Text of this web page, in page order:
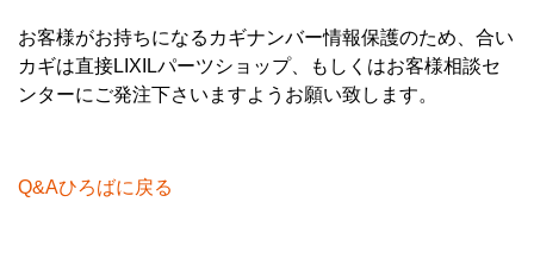
お客様がお持ちになるカギナンバー情報保護のため、合い
カギは直接LIXILパーツショップ、もしくはお客様相談セ
ンターにご発注下さいますようお願い致します。
Q&Aひろばに戻る